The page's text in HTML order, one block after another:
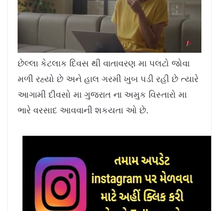
n
u
t
d
e
:
1
7
છેલ્લા કેટલાક દિવસ થી વાતાવરણ મા પલટો જોવા
મળી રહ્યો છે અને હાલ ગરમી ખુબ પડી રહી છે ત્યારે
આગામી દીવસો મા ગુજરાત ના અમુક વિસ્તારો મા
ભારે વરસાદ આવવાની શકયતા ઓ છે.